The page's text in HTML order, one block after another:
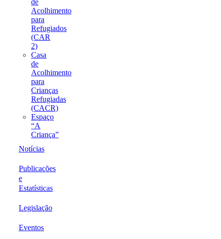
Acolhimento
para
Refugiados
(CAR
2)
Casa
de
Acolhimento
para
Crianças
Refugiadas
(CACR)
Espaço
“A
Criança”
Notícias
Publicações
e
Estatísticas
Legislação
Eventos